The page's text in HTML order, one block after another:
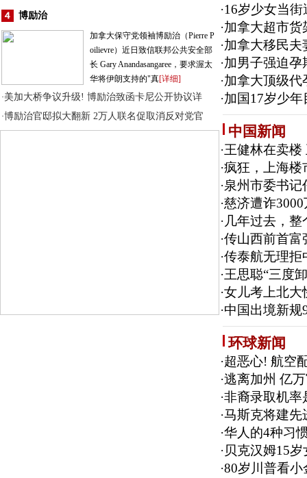
博励治
加拿大保守党领袖博励治（Pierre P
oilievre）近日致信联邦公共安全部
长 Gary Anandasangaree，要求渥太
华将伊朗支持的"真[详细]
·美加大桥争议升级! 博励治致函卡尼公开协议详
·博励治官邸拟大翻新 2万人联名促取消反对党官
·16岁少女当
·加拿大超市货
·加拿大移民夫
·加男子强迫孕
·加拿大顶级代
·加国17岁少
中国新闻
·王健林在卖楼
·疯狂，上海楼
·泉州市委书记
·慈济遭诈
· 几年过去，
·传山西前首富
·传泰航无理拒
·王思聪“三度
·女儿考上北大
·中国出境新规
环球新闻
·超恶心! 航空
·逃离加州 亿
·非裔录取机率
·马斯克将建先
·华人的4种习
·贝克汉姆15
·80岁川普看小